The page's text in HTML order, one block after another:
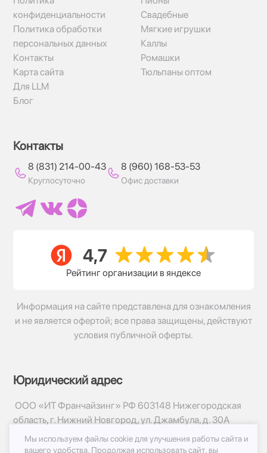
конфиденциальности
Политика обработки
персональных данных
Контакты
Карта сайта
Для LLM
Блог
Свадебные
Мягкие игрушки
Каллы
Ромашки
Тюльпаны оптом
Контакты
8 (831) 214-00-43
Круглосуточно
8 (960) 168-53-53
Офис доставки
Рейтинг организации в яндексе
Информация на сайте представлена для ознакомления
и не является офертой; все права защищены, действуют
условия публичной оферты.
Юридический адрес
ООО «ИТ Франчайзинг» РФ 603148 Нижегородская
область, г. Нижний Новгород, ул. Джамбула, д. 30А
© 2017-2026г, База Цветов 24.ру
Мы используем файлы cookie для улучшения работы сайта и
вашего удобства. Продолжая использовать сайт, вы